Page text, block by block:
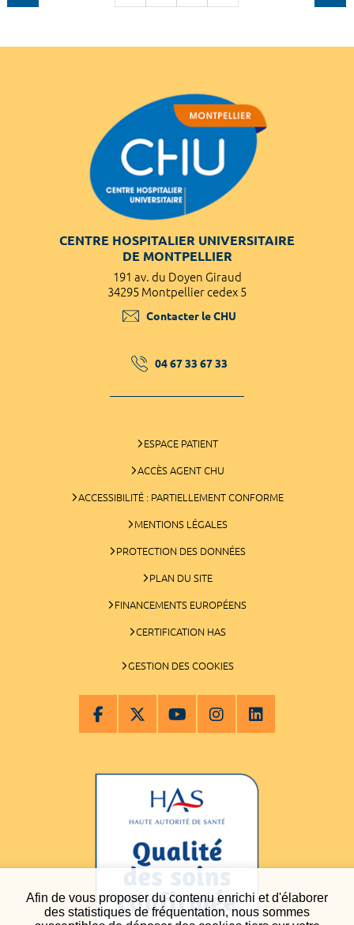
Afin de vous proposer du contenu enrichi et d'élaborer
des statistiques de fréquentation, nous sommes
CENTRE HOSPITALIER UNIVERSITAIRE
DE MONTPELLIER
191 av. du Doyen Giraud
34295 Montpellier cedex 5
Contacter le CHU
04 67 33 67 33
ESPACE PATIENT
ACCÈS AGENT CHU
ACCESSIBILITÉ : PARTIELLEMENT CONFORME
MENTIONS LÉGALES
PROTECTION DES DONNÉES
PLAN DU SITE
FINANCEMENTS EUROPÉENS
CERTIFICATION HAS
GESTION DES COOKIES